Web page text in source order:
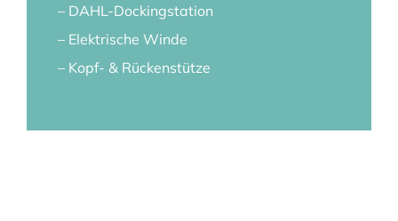
– DAHL-Dockingstation
– Elektrische Winde
– Kopf- & Rückenstütze